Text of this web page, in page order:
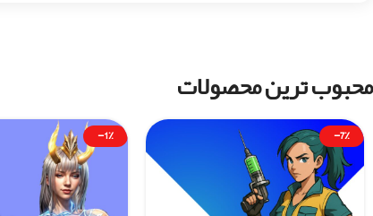
محبوب ترین محصولات
-7%
-1%